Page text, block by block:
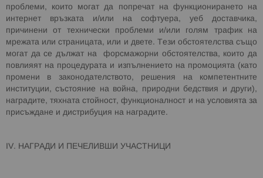
проблеми, които могат да попречат на функционирането на
интернет връзката и/или на софтуера, уеб доставчика,
причинени от технически проблеми и/или голям трафик на
мрежата или страницата, или и двете. Тези обстоятелства също
могат да се дължат на
форсмажорни обстоятелства, които да
повлияят на процедурата и изпълнението на промоцията (като
промени в законодателството, решения на компетентните
институции, състояние на война, природни бедствия и други),
наградите, тяхната стойност, функционалност и на условията за
присъждане и дистрибуция на наградите.
IV. НАГРАДИ И ПЕЧЕЛИВШИ УЧАСТНИЦИ